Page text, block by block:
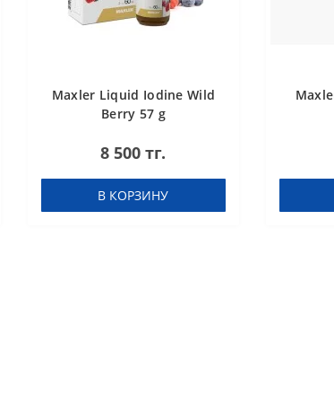
Maxler Liquid Iodine Wild
Berry 57 g
8 500 тг.
В КОРЗИНУ